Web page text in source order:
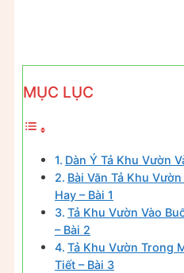
MỤC LỤC
Dàn Ý Tả Khu Vườn
Bài Văn Tả Khu
Hay – Bài 1
Tả Khu Vườn Vào
– Bài 2
Tả Khu Vườn Trong
Tiết – Bài 3